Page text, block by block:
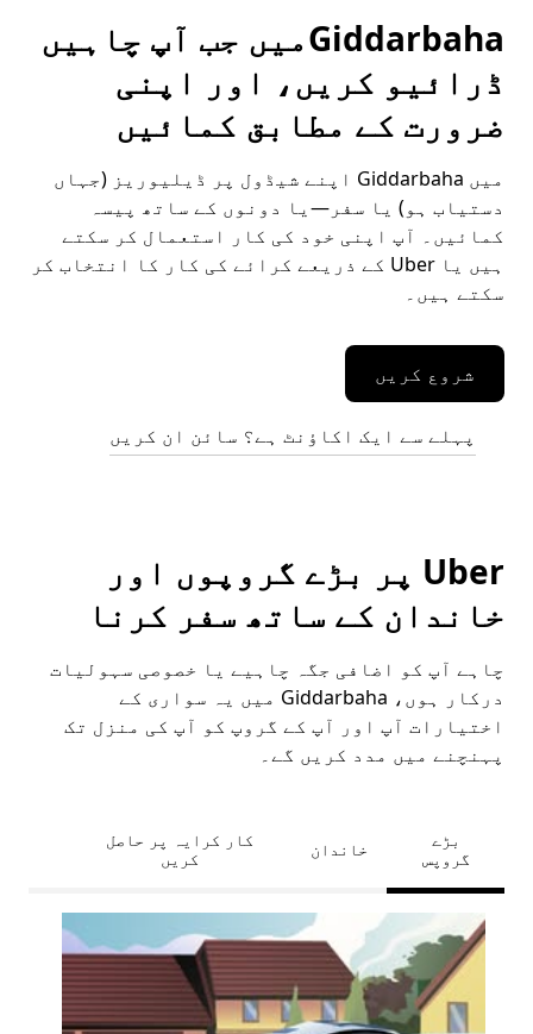
Giddarbahaمیں جب آپ چاہیں
ڈرائیو کریں، اور اپنی
ضرورت کے مطابق کمائیں
میں Giddarbaha اپنے شیڈول پر ڈیلیوریز (جہاں
دستیاب ہو) یا سفر—یا دونوں کے ساتھ پیسہ
کمائیں۔ آپ اپنی خود کی کار استعمال کر سکتے
ہیں یا Uber کے ذریعے کرائے کی کار کا انتخاب کر
سکتے ہیں۔
شروع کریں
پہلے سے ایک اکاؤنٹ ہے؟ سائن ان کریں
Uber پر بڑے گروپوں اور
خاندان کے ساتھ سفر کرنا
چاہے آپ کو اضافی جگہ چاہیے یا خصوصی سہولیات
درکار ہوں، Giddarbaha میں یہ سواری کے
اختیارات آپ اور آپ کے گروپ کو آپ کی منزل تک
پہنچنے میں مدد کریں گے۔
بڑے
گروپس
خاندان
کار کرایہ پر حاصل
کریں